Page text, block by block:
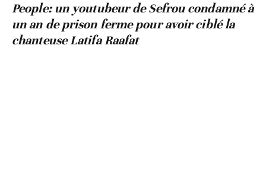
People: un youtubeur de Sefrou condamné à
un an de prison ferme pour avoir ciblé la
chanteuse Latifa Raafat